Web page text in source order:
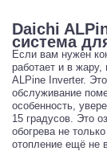
Daichi
система
Если вам нужен
работает и в
ALPine Inverter.
обслуживание
особенность,
15 градусов. Это
обогрева не
отопление ещё не